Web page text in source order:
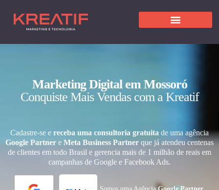
Marketing Digital em Mossoró
Conquiste Mais Vendas com a Kreatif
Cadastre-se e receba uma consultoria gratuita de uma agência
Google Partner e Meta Business Partner que já atendeu centenas
de clientes em todo Brasil e gerencia mais de 1 milhão de reais em
campanhas de Google e Facebook Ads.